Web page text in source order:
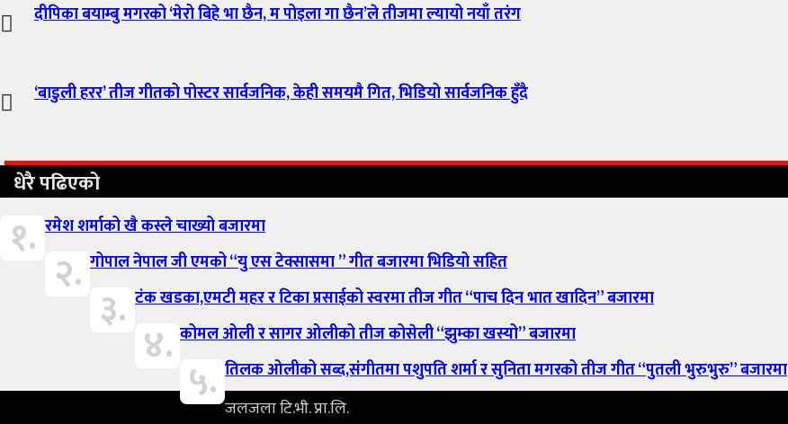
दीपिका बयाम्बु मगरको ‘मेरो बिहे भा छैन, म पोइला गा छैन’ले तीजमा ल्यायो नयाँ तरंग
‘बाडुली हरर’ तीज गीतको पोस्टर सार्वजनिक, केही समयमै गित, भिडियो सार्वजनिक हुँदै
धेरै पढिएको
१. रमेश शर्माको खै कस्ले चाख्यो बजारमा
२. गोपाल नेपाल जी एमको “यु एस टेक्सासमा ” गीत बजारमा भिडियो सहित
३. टंक खडका,एमटी महर र टिका प्रसाईको स्वरमा तीज गीत “पाच दिन भात खादिन” बजारमा
४. कोमल ओली र सागर ओलीको तीज कोसेली “झुम्का खस्यो” बजारमा
५. तिलक ओलीको सब्द,संगीतमा पशुपति शर्मा र सुनिता मगरको तीज गीत “पुतली भुरुभुरु” बजारमा
जलजला टि.भी. प्रा.लि.